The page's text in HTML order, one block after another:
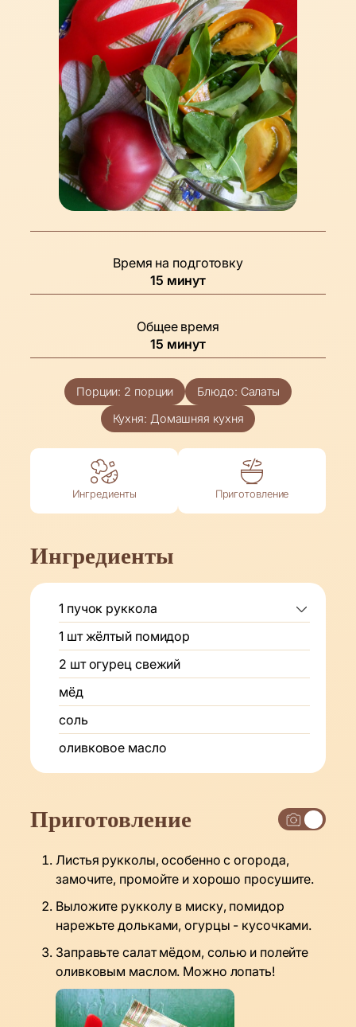
Время на подготовку
15минуты
минут
Общее время
15минуты
минут
Порции: 2 порции Блюдо: Салаты
Кухня: Домашняя кухня
Ингредиенты Приготовление
Ингредиенты
1 пучок руккола
1 шт жёлтый помидор
2 шт огурец свежий
мёд
соль
оливковое масло
Приготовление
Листья рукколы, особенно с огорода,
замочите, промойте и хорошо просушите.
Выложите рукколу в миску, помидор
нарежьте дольками, огурцы - кусочками.
Заправьте салат мёдом, солью и полейте
оливковым маслом. Можно лопать!